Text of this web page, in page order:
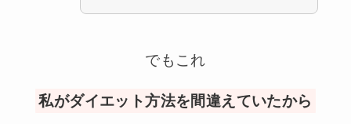
でもこれ
私がダイエット方法を間違えていたから